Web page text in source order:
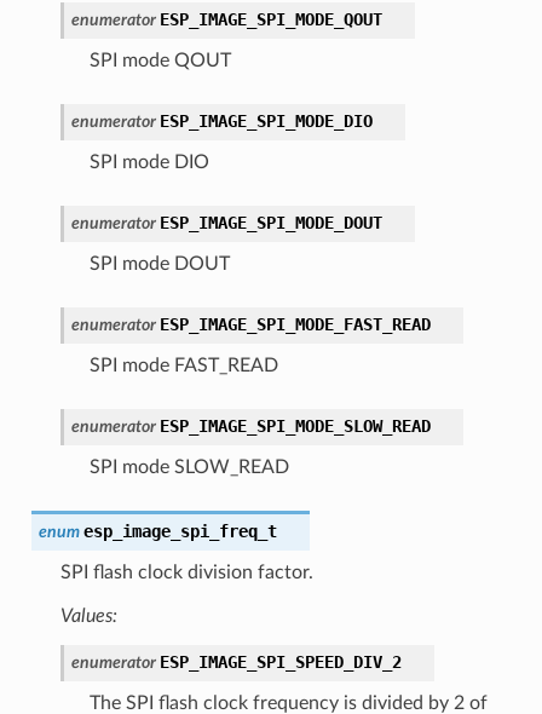
enumerator ESP_IMAGE_SPI_MODE_QOUT
SPI mode QOUT
enumerator ESP_IMAGE_SPI_MODE_DIO
SPI mode DIO
enumerator ESP_IMAGE_SPI_MODE_DOUT
SPI mode DOUT
enumerator ESP_IMAGE_SPI_MODE_FAST_READ
SPI mode FAST_READ
enumerator ESP_IMAGE_SPI_MODE_SLOW_READ
SPI mode SLOW_READ
enum esp_image_spi_freq_t
SPI flash clock division factor.
Values:
enumerator ESP_IMAGE_SPI_SPEED_DIV_2
The SPI flash clock frequency is divided by 2 of